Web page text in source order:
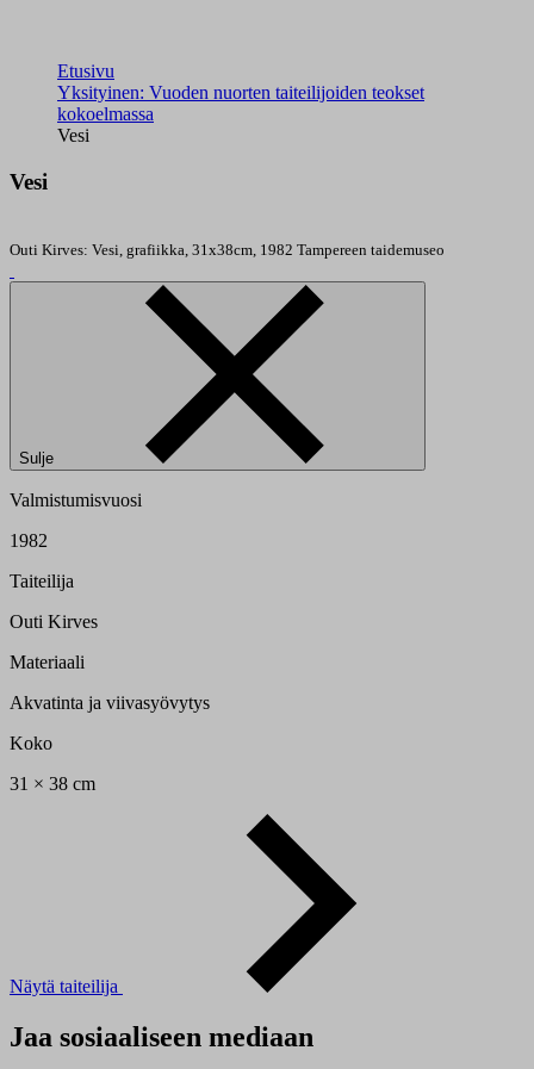
Etusivu
Yksityinen: Vuoden nuorten taiteilijoiden teokset
kokoelmassa
Vesi
Vesi
Outi Kirves: Vesi, grafiikka, 31x38cm, 1982 Tampereen taidemuseo
Sulje
Valmistumisvuosi
1982
Taiteilija
Outi Kirves
Materiaali
Akvatinta ja viivasyövytys
Koko
31 × 38 cm
Näytä taiteilija
Jaa sosiaaliseen mediaan